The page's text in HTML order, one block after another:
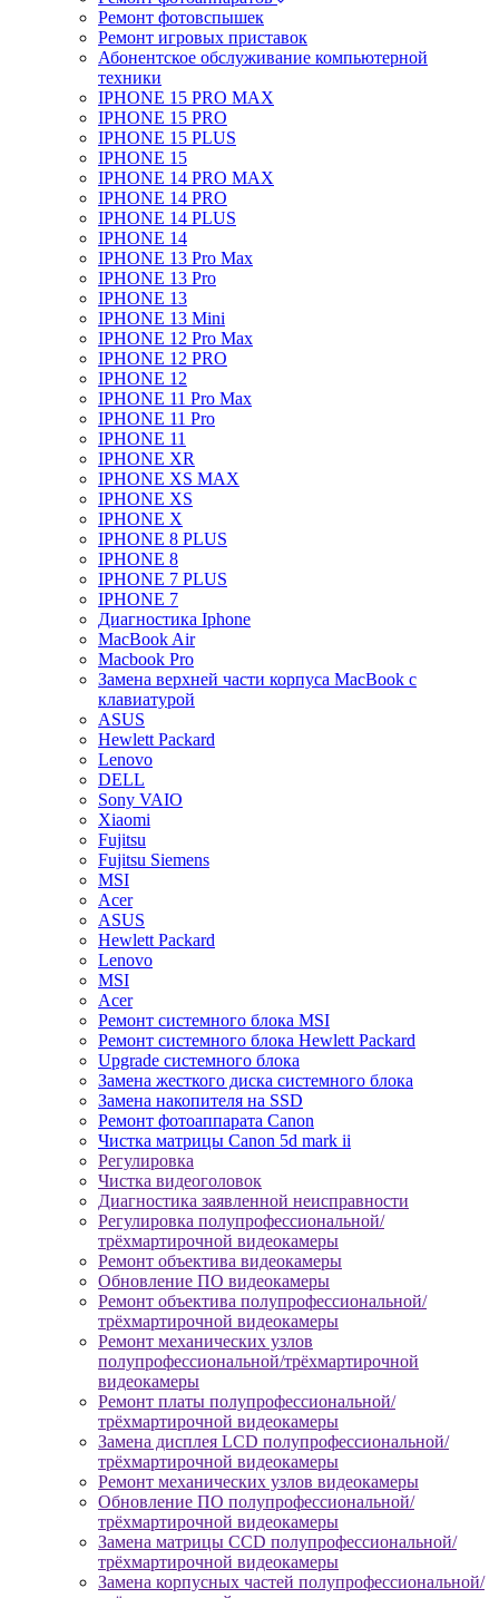
Ремонт фотовспышек
Ремонт игровых приставок
Абонентское обслуживание компьютерной
техники
IPHONE 15 PRO MAX
IPHONE 15 PRO
IPHONE 15 PLUS
IPHONE 15
IPHONE 14 PRO MAX
IPHONE 14 PRO
IPHONE 14 PLUS
IPHONE 14
IPHONE 13 Pro Max
IPHONE 13 Pro
IPHONE 13
IPHONE 13 Mini
IPHONE 12 Pro Max
IPHONE 12 PRO
IPHONE 12
IPHONE 11 Pro Max
IPHONE 11 Pro
IPHONE 11
IPHONE XR
IPHONE XS MAX
IPHONE XS
IPHONE X
IPHONE 8 PLUS
IPHONE 8
IPHONE 7 PLUS
IPHONE 7
Диагностика Iphone
MacBook Air
Macbook Pro
Замена верхней части корпуса MacBook с
клавиатурой
ASUS
Hewlett Packard
Lenovo
DELL
Sony VAIO
Xiaomi
Fujitsu
Fujitsu Siemens
MSI
Acer
ASUS
Hewlett Packard
Lenovo
MSI
Acer
Ремонт системного блока MSI
Ремонт системного блока Hewlett Packard
Upgrade системного блока
Замена жесткого диска системного блока
Замена накопителя на SSD
Ремонт фотоаппарата Canon
Чистка матрицы Canon 5d mark ii
Регулировка
Чистка видеоголовок
Диагностика заявленной неисправности
Регулировка полупрофессиональной/
трёхмартирочной видеокамеры
Ремонт объектива видеокамеры
Обновление ПО видеокамеры
Ремонт объектива полупрофессиональной/
трёхмартирочной видеокамеры
Ремонт механических узлов
полупрофессиональной/трёхмартирочной
видеокамеры
Ремонт платы полупрофессиональной/
трёхмартирочной видеокамеры
Замена дисплея LCD полупрофессиональной/
трёхмартирочной видеокамеры
Ремонт механических узлов видеокамеры
Обновление ПО полупрофессиональной/
трёхмартирочной видеокамеры
Замена матрицы CCD полупрофессиональной/
трёхмартирочной видеокамеры
Замена корпусных частей полупрофессиональной/